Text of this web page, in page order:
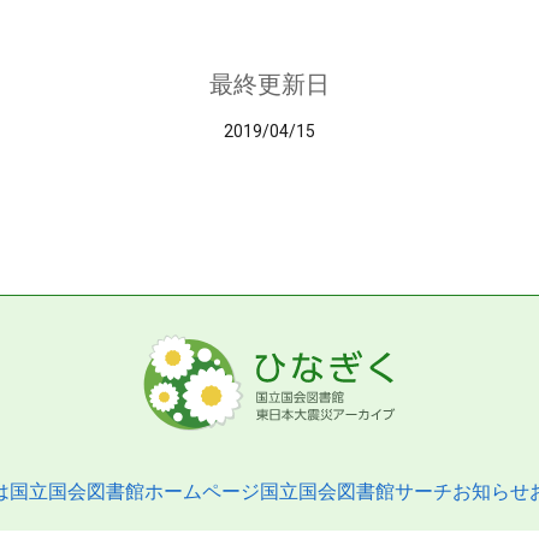
最終更新日
2019/04/15
国立国会図書館ホームページ国立国会図書館サーチお知らせ